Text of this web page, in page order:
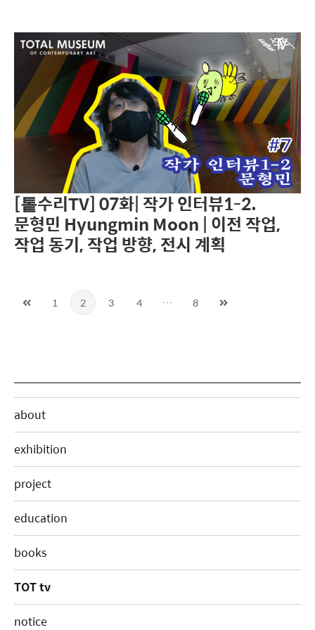
[톹수리TV] 07화| 작가 인터뷰1-2.
문형민 Hyungmin Moon | 이전 작업,
작업 동기, 작업 방향, 전시 계획
1 2 3 4 … 8
about
exhibition
project
education
books
TOT tv
notice